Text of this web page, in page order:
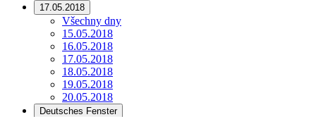
17.05.2018
Všechny dny
15.05.2018
16.05.2018
17.05.2018
18.05.2018
19.05.2018
20.05.2018
Deutsches Fenster